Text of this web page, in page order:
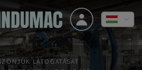
LÁTOGATÁSÁT